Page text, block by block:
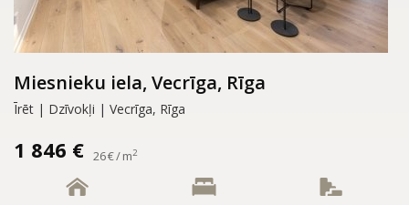
Miesnieku iela, Vecrīga, Rīga
Īrēt | Dzīvokļi | Vecrīga, Rīga
1 846 € 26 € / m2